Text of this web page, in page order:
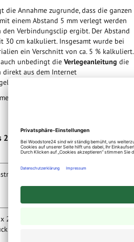
die Annahme zugrunde, dass die ganzen
einem Abstand 5 mm verlegt werden
Verbindungsclip ergibt. Der Abstand
30 cm kalkuliert. Insgesamt wurde bei
ein Verschnitt von ca. 5 % kalkuliert.
unbedingt die Verlegeanleitung die
direkt aus dem Internet
werden kann.
und sind zu akzeptieren und stellen
2,4 m Länge beinhaltet:
Endclip
2400 m /